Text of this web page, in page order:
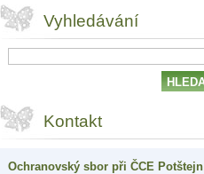
Vyhledávání
Kontakt
Ochranovský sbor při ČCE Potštejn